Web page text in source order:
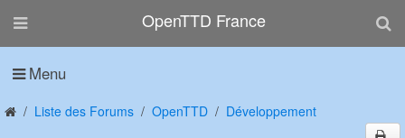
OpenTTD France
Menu
Liste des Forums OpenTTD Développement